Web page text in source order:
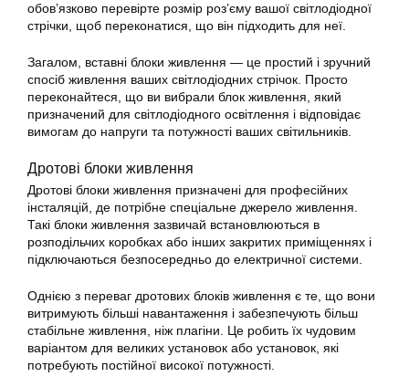
обов’язково перевірте розмір роз’єму вашої світлодіодної
стрічки, щоб переконатися, що він підходить для неї.
Загалом, вставні блоки живлення — це простий і зручний
спосіб живлення ваших світлодіодних стрічок. Просто
переконайтеся, що ви вибрали блок живлення, який
призначений для світлодіодного освітлення і відповідає
вимогам до напруги та потужності ваших світильників.
Дротові блоки живлення
Дротові блоки живлення призначені для професійних
інсталяцій, де потрібне спеціальне джерело живлення.
Такі блоки живлення зазвичай встановлюються в
розподільчих коробках або інших закритих приміщеннях і
підключаються безпосередньо до електричної системи.
Однією з переваг дротових блоків живлення є те, що вони
витримують більші навантаження і забезпечують більш
стабільне живлення, ніж плагіни. Це робить їх чудовим
варіантом для великих установок або установок, які
потребують постійної високої потужності.